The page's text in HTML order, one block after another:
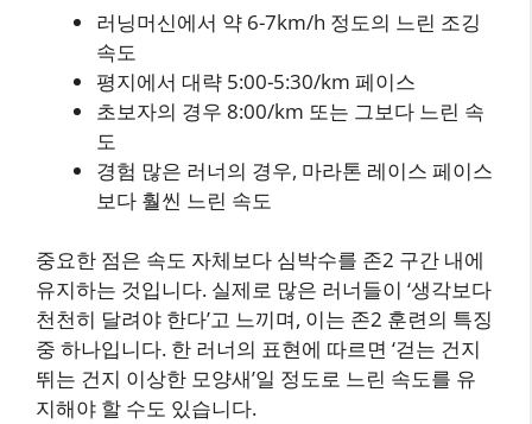
러닝머신에서 약 6-7km/h 정도의 느린 조깅
속도
평지에서 대략 5:00-5:30/km 페이스
초보자의 경우 8:00/km 또는 그보다 느린 속
도
경험 많은 러너의 경우, 마라톤 레이스 페이스
보다 훨씬 느린 속도
중요한 점은 속도 자체보다 심박수를 존2 구간 내에
유지하는 것입니다. 실제로 많은 러너들이 ‘생각보다
천천히 달려야 한다’고 느끼며, 이는 존2 훈련의 특징
중 하나입니다. 한 러너의 표현에 따르면 ‘걷는 건지
뛰는 건지 이상한 모양새’일 정도로 느린 속도를 유
지해야 할 수도 있습니다.